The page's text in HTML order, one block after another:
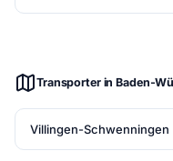
Transporter in Baden-
Villingen-Schwenningen